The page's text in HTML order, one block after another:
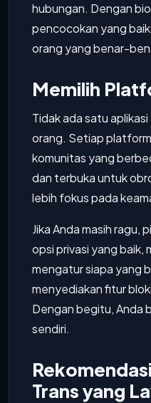
hubungan. Dengan
pencocokan yang
orang yang benar-
Memilih
Tidak ada satu
orang. Setiap
komunitas yang
dan terbuka untuk
lebih fokus pada
Jika Anda masih ragu,
opsi privasi yang baik,
mengatur siapa yang
menyediakan fitur
Dengan begitu, Anda
sendiri.
Trans yang